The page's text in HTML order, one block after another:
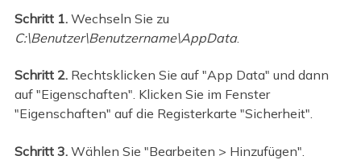
Schritt 1. Wechseln Sie zu
C:\Benutzer\Benutzername\AppData.
Schritt 2. Rechtsklicken Sie auf "App Data" und dann
auf "Eigenschaften". Klicken Sie im Fenster
"Eigenschaften" auf die Registerkarte "Sicherheit".
Schritt 3. Wählen Sie "Bearbeiten > Hinzufügen".